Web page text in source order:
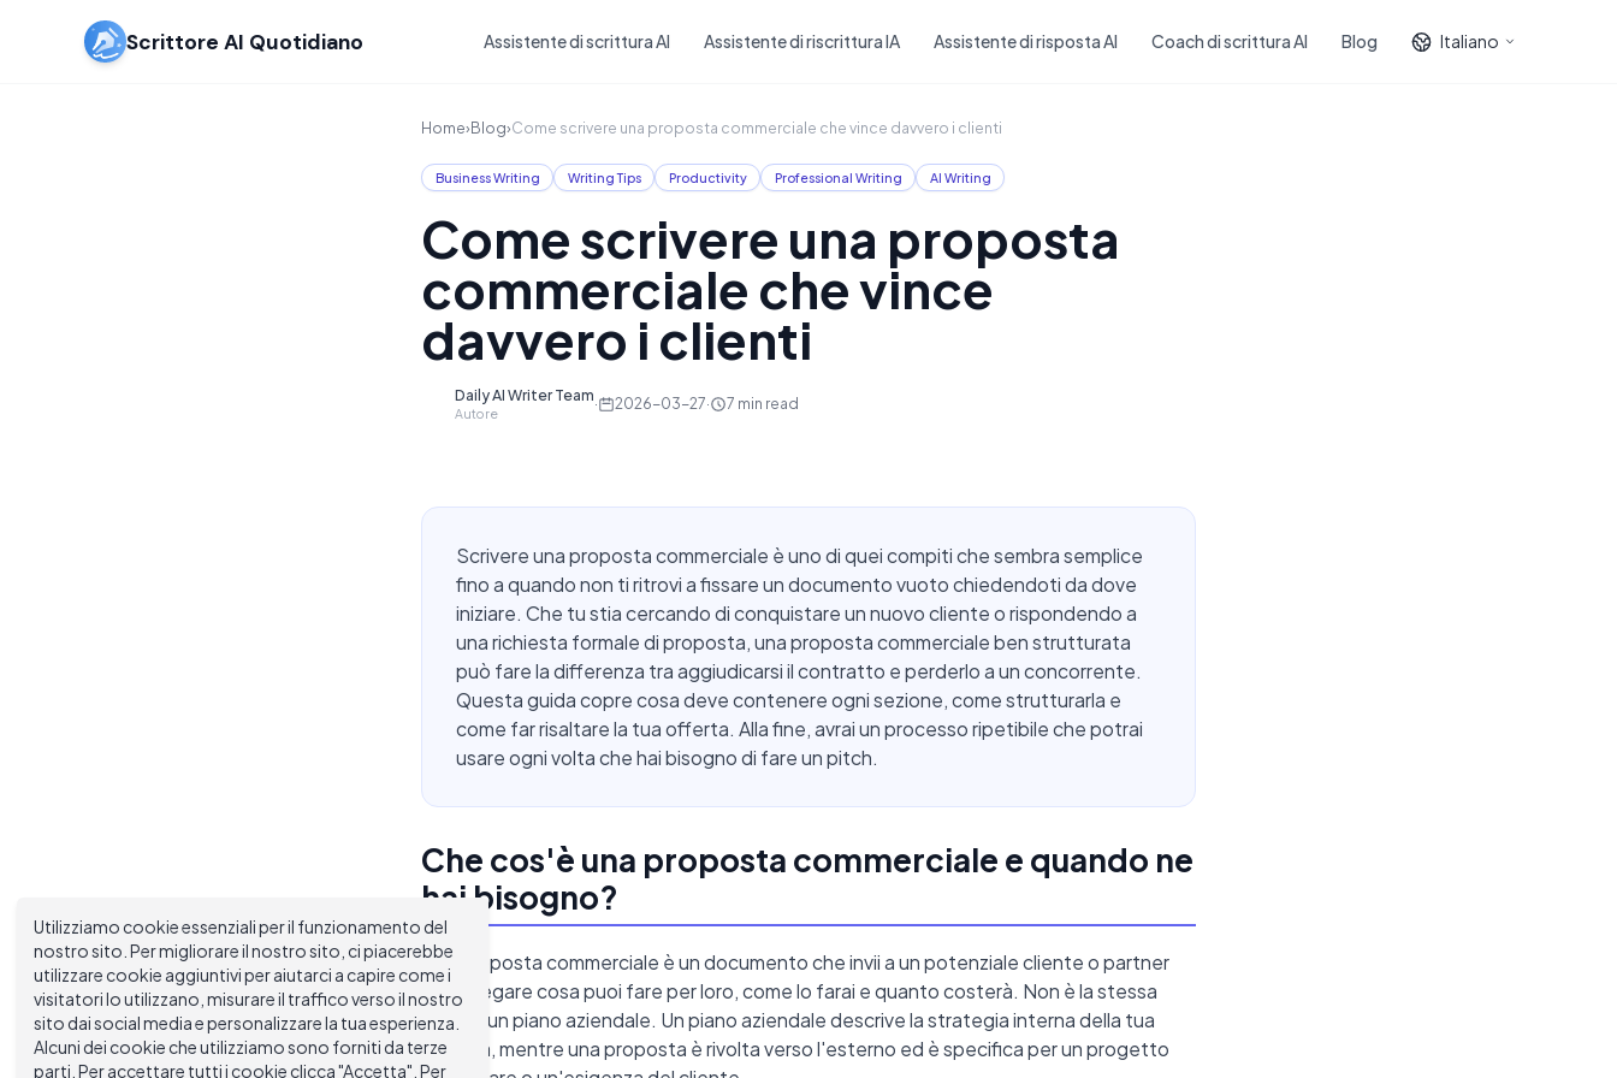
Scrittore AI Quotidiano Assistente di scrittura AI Assistente di riscrittura IA Assistente di risposta AI Coach di scrittura AI Blog Italiano
Home›Blog›Come scrivere una proposta commerciale che vince davvero i clienti
Business Writing Writing Tips Productivity Professional Writing AI Writing
Come scrivere una proposta
commerciale che vince
davvero i clienti
Daily AI Writer Team
Autore
· 2026-03-27· 7 min read
Scrivere una proposta commerciale è uno di quei compiti che sembra semplice
fino a quando non ti ritrovi a fissare un documento vuoto chiedendoti da dove
iniziare. Che tu stia cercando di conquistare un nuovo cliente o rispondendo a
una richiesta formale di proposta, una proposta commerciale ben strutturata
può fare la differenza tra aggiudicarsi il contratto e perderlo a un concorrente.
Questa guida copre cosa deve contenere ogni sezione, come strutturarla e
come far risaltare la tua offerta. Alla fine, avrai un processo ripetibile che potrai
usare ogni volta che hai bisogno di fare un pitch.
Che cos'è una proposta commerciale e quando ne
hai bisogno?
Una proposta commerciale è un documento che invii a un potenziale cliente o partner
per spiegare cosa puoi fare per loro, come lo farai e quanto costerà. Non è la stessa
cosa di un piano aziendale. Un piano aziendale descrive la strategia interna della tua
azienda, mentre una proposta è rivolta verso l'esterno ed è specifica per un progetto
Utilizziamo cookie essenziali per il funzionamento del
nostro sito. Per migliorare il nostro sito, ci piacerebbe
utilizzare cookie aggiuntivi per aiutarci a capire come i
visitatori lo utilizzano, misurare il traffico verso il nostro
sito dai social media e personalizzare la tua esperienza.
Alcuni dei cookie che utilizziamo sono forniti da terze
parti. Per accettare tutti i cookie clicca "Accetta". Per